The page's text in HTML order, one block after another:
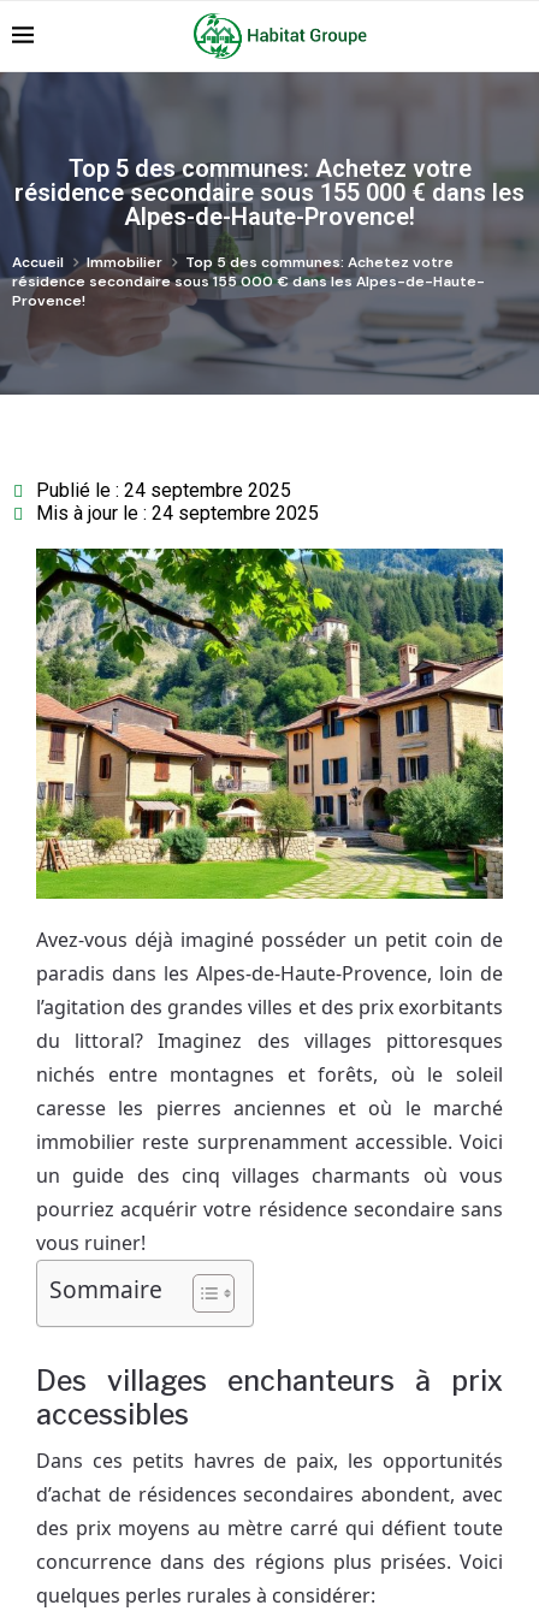
Top 5 des communes: Achetez votre
résidence secondaire sous 155 000 € dans les
Alpes-de-Haute-Provence!
Accueil Immobilier
Top 5 des communes: Achetez votre
résidence secondaire sous 155 000 € dans les Alpes-de-Haute-
Provence!
Publié le : 24 septembre 2025
Mis à jour le : 24 septembre 2025
Avez-vous déjà imaginé posséder un petit coin de
paradis dans les Alpes-de-Haute-Provence, loin de
l’agitation des grandes villes et des prix exorbitants
du littoral? Imaginez des villages pittoresques
nichés entre montagnes et forêts, où le soleil
caresse les pierres anciennes et où le marché
immobilier reste surprenamment accessible. Voici
un guide des cinq villages charmants où vous
pourriez acquérir votre résidence secondaire sans
vous ruiner!
Sommaire
Des villages enchanteurs à prix
accessibles
Dans ces petits havres de paix, les opportunités
d’achat de résidences secondaires abondent, avec
des prix moyens au mètre carré qui défient toute
concurrence dans des régions plus prisées. Voici
quelques perles rurales à considérer: